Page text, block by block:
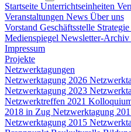
Startseite Unterrichtseinheiten
Veranstaltungen News Über uns
Vorstand Geschäftsstelle Strategie
Medienspiegel Newsletter-Archiv
Impressum
Projekte
Netzwerktagungen
Netzwerktagung 2026
Netzwerktagung 2023
Netzwerktreffen 2021
2018 in Zug Netzwerktagung
Netzwerktagung 2015